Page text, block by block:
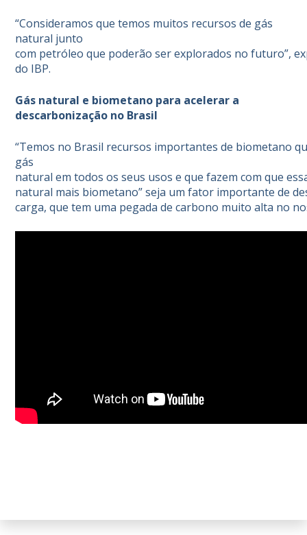
“Consideramos que temos muitos recursos de gás
natural junto
com petróleo que poderão ser explorados no futuro”,
do IBP.
Gás natural e biometano para acelerar a
descarbonização no Brasil
“Temos no Brasil recursos importantes de biometano
gás
natural em todos os seus usos e que fazem com que
natural mais biometano” seja um fator importante de
carga, que tem uma pegada de carbono muito alta no